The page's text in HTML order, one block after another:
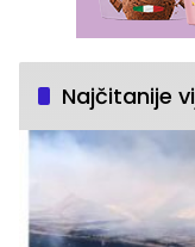
Najčitanije